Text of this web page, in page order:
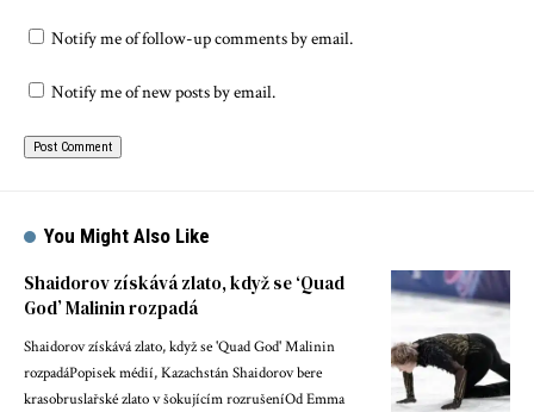
Notify me of follow-up comments by email.
Notify me of new posts by email.
You Might Also Like
Shaidorov získává zlato, když se ‘Quad
God’ Malinin rozpadá
Shaidorov získává zlato, když se 'Quad God' Malinin
rozpadáPopisek médií, Kazachstán Shaidorov bere
krasobruslařské zlato v šokujícím rozrušeníOd Emma